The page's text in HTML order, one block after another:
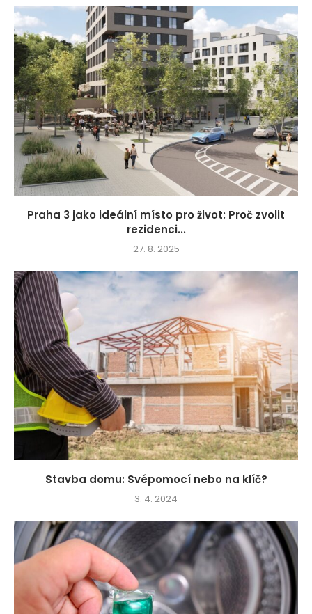
Praha 3 jako ideální místo pro život: Proč zvolit
rezidenci...
27. 8. 2025
Stavba domu: Svépomocí nebo na klíč?
3. 4. 2024